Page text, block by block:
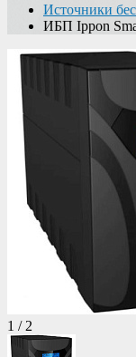
Источники
ИБП Ippon
1 / 2